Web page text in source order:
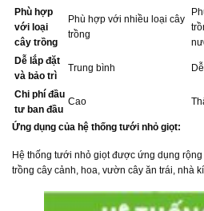
Phù hợp
với loại
cây trồng
Phù hợp với nhiều loại cây
trồng
Dễ lắp đặt
và bảo trì
Trung bình Dễ
Chi phí đầu
tư ban đầu
Cao
Ứng dụng của hệ thống tưới nhỏ giọt:
Hệ thống tưới nhỏ giọt được ứng dụng
trồng cây cảnh, hoa, vườn cây ăn trái, nhà